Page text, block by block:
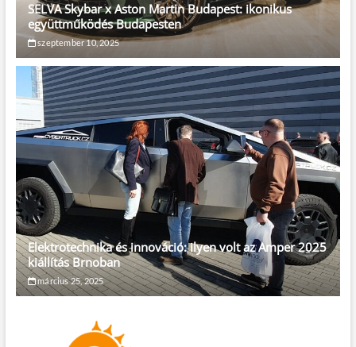
SELVA Skybar x Aston Martin Budapest: ikonikus
együttműködés Budapesten
szeptember 10, 2025
Elektrotechnika és innováció: ilyen volt az Amper 2025
kiállítás Brnoban
március 25, 2025